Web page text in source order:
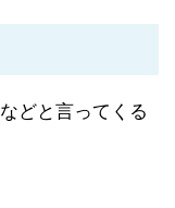
などと言ってくる